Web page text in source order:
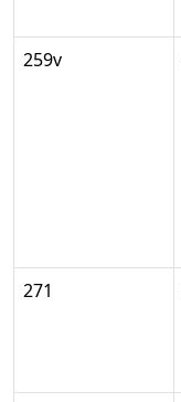
259v
271